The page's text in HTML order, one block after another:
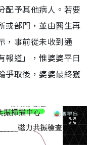
配予其他病人。若要
或部門，並由醫生再
，事前從未收到通
報道」，惟婆婆平日
爭取後，婆婆最終獲